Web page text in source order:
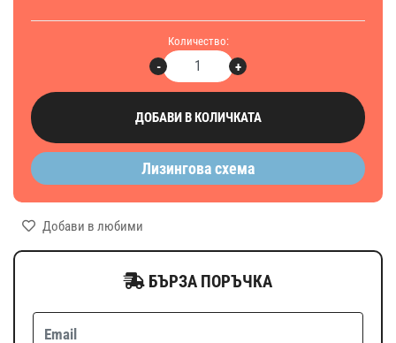
Количество:
+
-
ДОБАВИ В КОЛИЧКАТА
Лизингова схема
Добави в любими
БЪРЗА ПОРЪЧКА